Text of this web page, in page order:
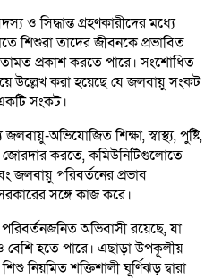
ও সিদ্ধান্ত গ্রহণকারীদের মধ্যে
শিশুরা তাদের জীবনকে প্রভাবিত
প্রকাশ করতে পারে। সংশোধিত
উল্লেখ করা হয়েছে যে জলবায়ু সংকট
সংকট।
অভিযোজিত শিক্ষা, স্বাস্থ্য, পুষ্টি,
জোরদার করতে, কমিউনিটিগুলোতে
পরিবর্তনের প্রভাব
সঙ্গে কাজ করে।
অভিবাসী রয়েছে, যা
বেশি হতে পারে। এছাড়া উপকূলীয়
নিয়মিত শক্তিশালী ঘূর্ণিঝড় দ্বারা